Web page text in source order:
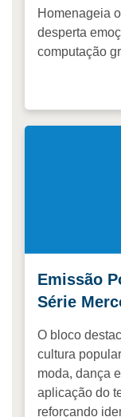
Homenageia
desperta
computação
Emissão
Série
O bloco
cultura
moda, dança
aplicação do
reforçando